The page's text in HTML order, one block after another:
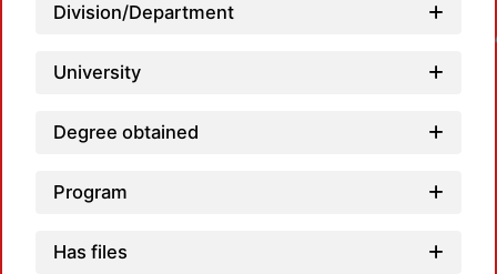
Division/Department
University
Degree obtained
Program
Has files